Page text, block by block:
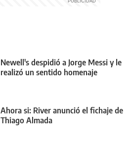
Newell's despidió a Jorge Messi y le
realizó un sentido homenaje
Ahora si: River anunció el fichaje de
Thiago Almada